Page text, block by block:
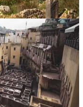
deserto via
che unisce città
e fascino costiero.
a Ma...